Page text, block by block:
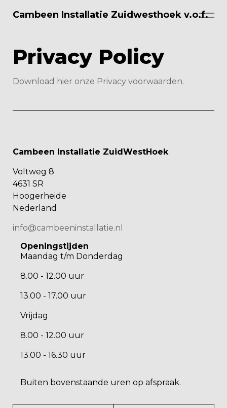
Skip to main content
Cambeen Installatie Zuidwesthoek v.o.f.
Vacatures
Privacy Policy
Download hier onze Privacy voorwaarden.
Cambeen Installatie ZuidWestHoek
Voltweg 8
4631 SR
Hoogerheide
Nederland
info@cambeeninstallatie.nl
Openingstijden
Maandag t/m Donderdag
8.00 - 12.00 uur
13.00 - 17.00 uur
Vrijdag
8.00 - 12.00 uur
13.00 - 16.30 uur
Buiten bovenstaande uren op afspraak.